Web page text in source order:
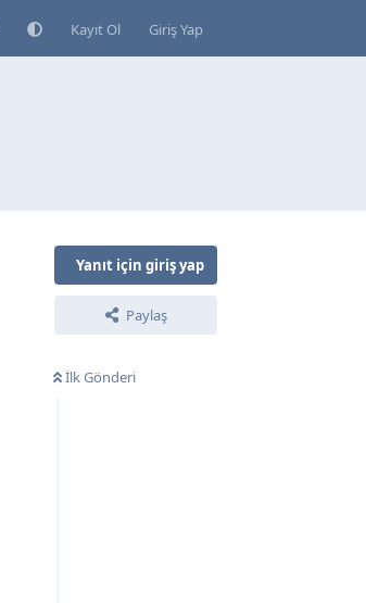
Kayıt Ol Giriş Yap
Yanıt için giriş yap
Paylaş
İlk Gönderi